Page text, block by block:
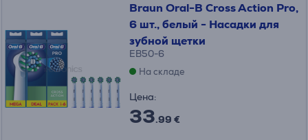
Braun Oral-B Cross Action Pro,
6 шт., белый - Насадки для
зубной щетки
EB50-6
На складе
Цена:
33.99 €